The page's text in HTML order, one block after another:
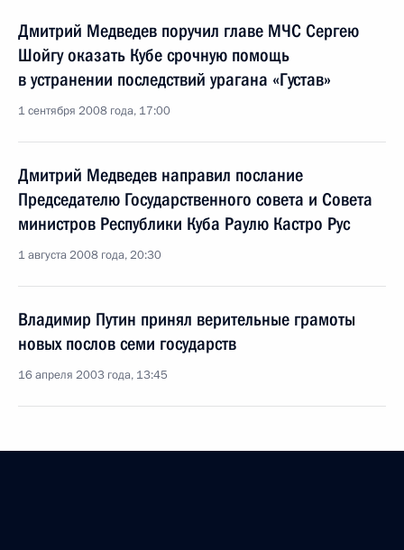
Дмитрий Медведев поручил главе МЧС Сергею
Шойгу оказать Кубе срочную помощь
в устранении последствий урагана «Густав»
1 сентября 2008 года, 17:00
Дмитрий Медведев направил послание
Председателю Государственного совета и Совета
министров Республики Куба Раулю Кастро Рус
1 августа 2008 года, 20:30
Владимир Путин принял верительные грамоты
новых послов семи государств
16 апреля 2003 года, 13:45